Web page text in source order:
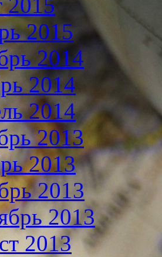
2015
2015
2014
2014
2014
2013
2013
2013
2013
2013